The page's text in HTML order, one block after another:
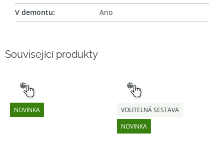
Související produkty
NOVINKA
VÝBĚR
NOVINKA
VOLITELNÁ SESTAVA
VÝBĚR
V demontu: Ano